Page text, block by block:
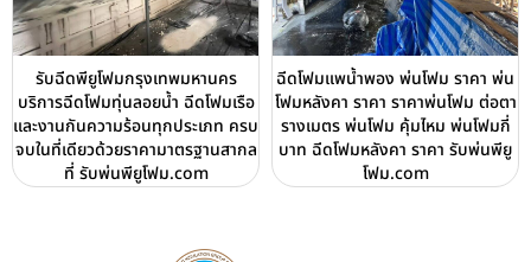
รับฉีดพียูโฟมกรุงเทพมหานคร
บริการฉีดโฟมทุ่นลอยน้ำ ฉีดโฟมเรือ
และงานกันความร้อนทุกประเภท ครบ
จบในที่เดียวด้วยราคามาตรฐานสากล
ที่ รับพ่นพียูโฟม.com
ฉีดโฟมแพน้ำพอง พ่นโฟม ราคา พ่น
โฟมหลังคา ราคา ราคาพ่นโฟม ต่อตา
รางเมตร พ่นโฟม คุ้มไหม พ่นโฟมกี่
บาท ฉีดโฟมหลังคา ราคา รับพ่นพียู
โฟม.com